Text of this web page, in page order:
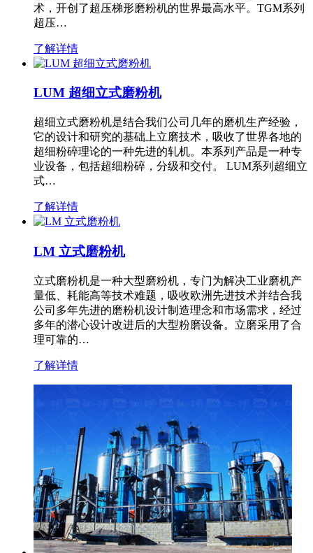
术，开创了超压梯形磨粉机的世界最高水平。TGM系列
超压…
了解详情
LUM 超细立式磨粉机
超细立式磨粉机是结合我们公司几年的磨机生产经验，
它的设计和研究的基础上立磨技术，吸收了世界各地的
超细粉碎理论的一种先进的轧机。本系列产品是一种专
业设备，包括超细粉碎，分级和交付。 LUM系列超细立
式…
了解详情
LM 立式磨粉机
立式磨粉机是一种大型磨粉机，专门为解决工业磨机产
量低、耗能高等技术难题，吸收欧洲先进技术并结合我
公司多年先进的磨粉机设计制造理念和市场需求，经过
多年的潜心设计改进后的大型粉磨设备。立磨采用了合
理可靠的…
了解详情